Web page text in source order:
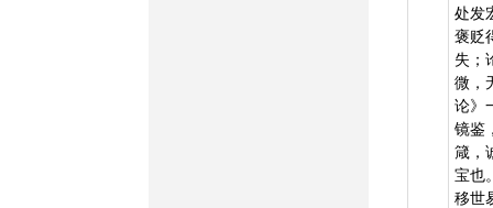
处发
褒贬
失；
微，
论》
镜鉴
箴，
宝也
移世